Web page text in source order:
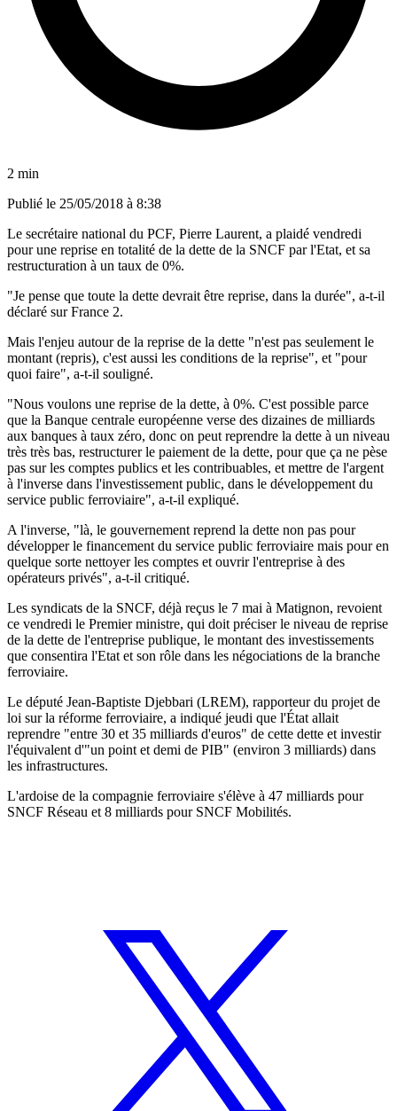
2 min
Publié le 25/05/2018 à 8:38
Le secrétaire national du PCF, Pierre Laurent, a plaidé vendredi
pour une reprise en totalité de la dette de la SNCF par l'Etat, et sa
restructuration à un taux de 0%.
"Je pense que toute la dette devrait être reprise, dans la durée", a-t-il
déclaré sur France 2.
Mais l'enjeu autour de la reprise de la dette "n'est pas seulement le
montant (repris), c'est aussi les conditions de la reprise", et "pour
quoi faire", a-t-il souligné.
"Nous voulons une reprise de la dette, à 0%. C'est possible parce
que la Banque centrale européenne verse des dizaines de milliards
aux banques à taux zéro, donc on peut reprendre la dette à un niveau
très très bas, restructurer le paiement de la dette, pour que ça ne pèse
pas sur les comptes publics et les contribuables, et mettre de l'argent
à l'inverse dans l'investissement public, dans le développement du
service public ferroviaire", a-t-il expliqué.
A l'inverse, "là, le gouvernement reprend la dette non pas pour
développer le financement du service public ferroviaire mais pour en
quelque sorte nettoyer les comptes et ouvrir l'entreprise à des
opérateurs privés", a-t-il critiqué.
Les syndicats de la SNCF, déjà reçus le 7 mai à Matignon, revoient
ce vendredi le Premier ministre, qui doit préciser le niveau de reprise
de la dette de l'entreprise publique, le montant des investissements
que consentira l'Etat et son rôle dans les négociations de la branche
ferroviaire.
Le député Jean-Baptiste Djebbari (LREM), rapporteur du projet de
loi sur la réforme ferroviaire, a indiqué jeudi que l'État allait
reprendre "entre 30 et 35 milliards d'euros" de cette dette et investir
l'équivalent d'"un point et demi de PIB" (environ 3 milliards) dans
les infrastructures.
L'ardoise de la compagnie ferroviaire s'élève à 47 milliards pour
SNCF Réseau et 8 milliards pour SNCF Mobilités.